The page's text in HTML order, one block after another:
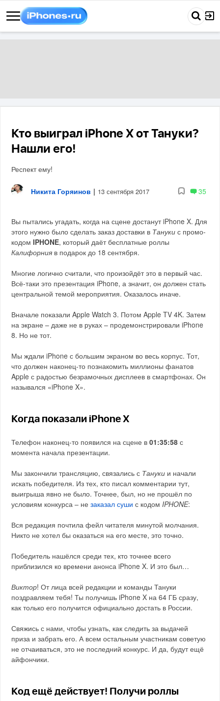
Кто выиграл iPhone X от Тануки?
Нашли его!
Респект ему!
Никита Горяинов | 13 сентября 2017 35
Вы пытались угадать, когда на сцене достанут iPhone X. Для
этого нужно было сделать заказ доставки в Тануки с промо-
кодом IPHONE, который даёт бесплатные роллы
Калифорния в подарок до 18 сентября.
Многие логично считали, что произойдёт это в первый час.
Всё-таки это презентация iPhone, а значит, он должен стать
центральной темой мероприятия. Оказалось иначе.
Вначале показали Apple Watch 3. Потом Apple TV 4K. Затем
на экране – даже не в руках – продемонстрировали iPhone
8. Но не тот.
Мы ждали iPhone с большим экраном во весь корпус. Тот,
что должен наконец-то познакомить миллионы фанатов
Apple с радостью безрамочных дисплеев в смартфонах. Он
назывался «iPhone X».
Когда показали iPhone X
Телефон наконец-то появился на сцене в01:35:58 с
момента начала презентации.
Мы закончили трансляцию, связались с Тануки и начали
искать победителя. Из тех, кто писал комментарии тут,
выигрыша явно не было. Точнее, был, но не прошёл по
условиям конкурса – незаказал суши с кодомIPHONE:
Вся редакция почтила фейл читателя минутой молчания.
Никто не хотел бы оказаться на его месте, это точно.
Победитель нашёлся среди тех, кто точнее всего
приблизился ко времени анонса iPhone X. И это был…
Виктор! От лица всей редакции и команды Тануки
поздравляем тебя! Ты получишь iPhone X на 64 ГБ сразу,
как только его получится официально достать в России.
Свяжись с нами, чтобы узнать, как следить за выдачей
приза и забрать его. А всем остальным участникам советую
не отчаиваться, это не последний конкурс. И да, будут ещё
айфончики.
Код ещё действует! Получи роллы